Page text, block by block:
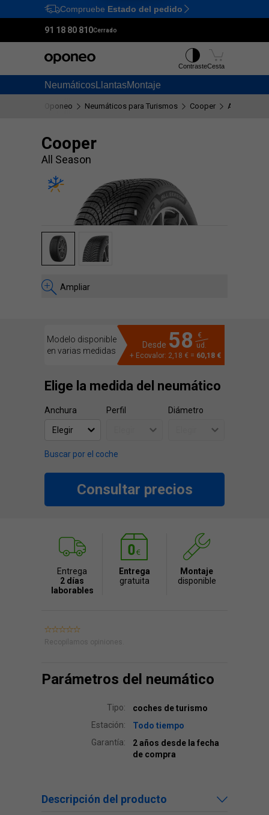
Ctrl M
Compruebe Estado del pedido
91 18 80 810Cerrado
Neumáticos LlantasMontaje
ContrasteCesta
Oponeo Neumáticos para Turismos Cooper All Season
Cooper
All Season
Ampliar
Modelo disponible
en varias medidas
Desde 58
€
ud.
+ Ecovalor: 2,18 € = 60,18 €
Elige la medida del neumático
Anchura Perfil Diámetro
Buscar por el coche
Consultar precios
Entrega
2 días
laborables
Entrega
gratuita
Montaje
disponible
Recopilamos opiniones.
Parámetros del neumático
Tipo:
coches de turismo
Estación:
Todo tiempo
Garantía:
2 años desde la fecha
de compra
Descripción del producto